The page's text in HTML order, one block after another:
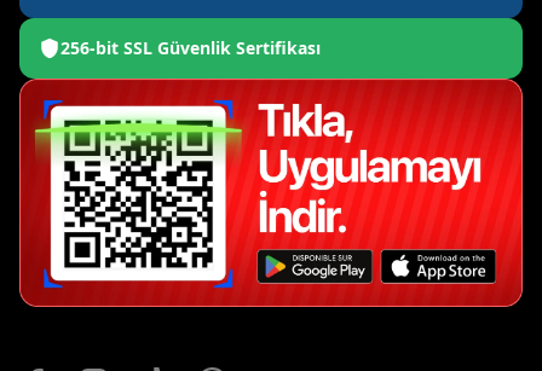
256-bit SSL Güvenlik Sertifikası